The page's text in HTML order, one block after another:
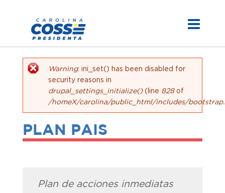
Mensaje de error
Warning: ini_set() has been disabled for
security reasons in
drupal_settings_initialize()(line 828of
/homeX/carolina/public_html/includes/
PLAN PAIS
Plan de acciones inmediatas